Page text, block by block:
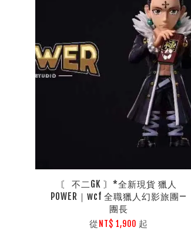
〘 不二GK 〙*全新現貨 獵人
POWER｜wcf 全職獵人幻影旅團—
團長
從 NT$ 1,900 起